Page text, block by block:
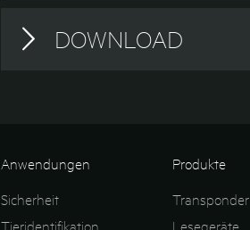
DOWNLOAD
Anwendungen
Sicherheit
Tieridentifikation
Produkte
Transponder
Lesegeräte